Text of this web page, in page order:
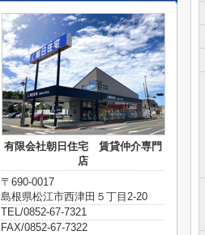
有限会社朝日住宅 賃貸仲介専門
店
〒690-0017
島根県松江市西津田５丁目2-20
TEL/0852-67-7321
FAX/0852-67-7322